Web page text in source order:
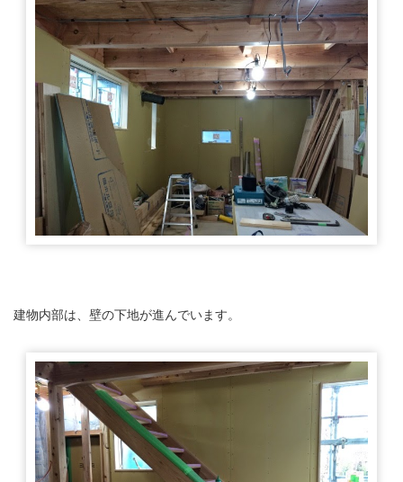
建物内部は、壁の下地が進んでいます。